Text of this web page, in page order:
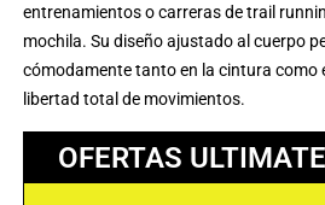
entrenamientos o carreras de trail
mochila. Su diseño ajustado al cuerpo
cómodamente tanto en la cintura como
libertad total de movimientos.
OFERTAS